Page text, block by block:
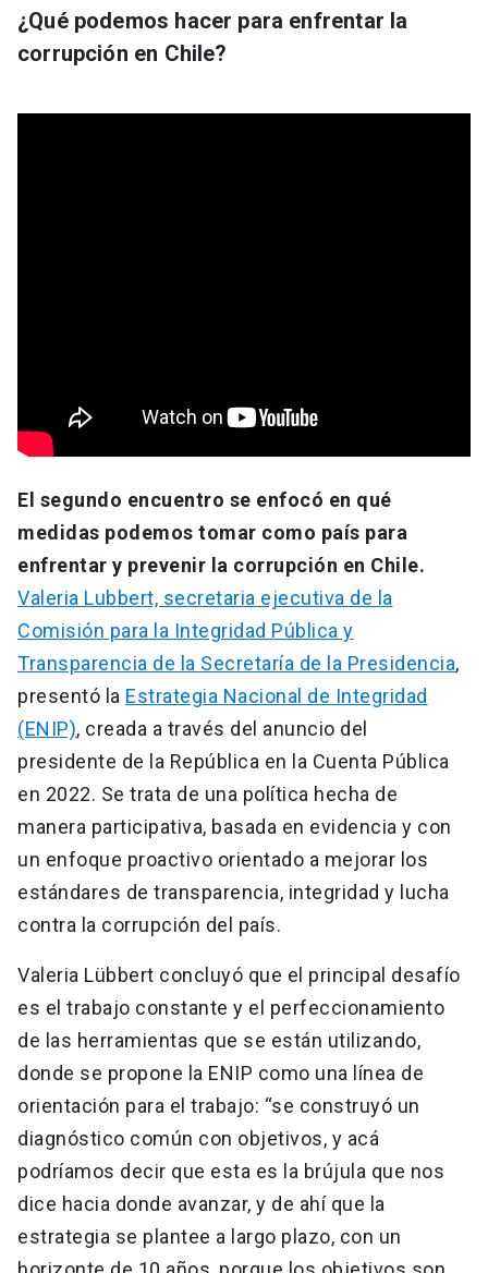
¿Qué podemos hacer para enfrentar la
corrupción en Chile?
El segundo encuentro se enfocó en qué
medidas podemos tomar como país para
enfrentar y prevenir la corrupción en Chile.
Valeria Lubbert, secretaria ejecutiva de la
Comisión para la Integridad Pública y
Transparencia de la Secretaría de la Presidencia,
presentó la Estrategia Nacional de Integridad
(ENIP), creada a través del anuncio del
presidente de la República en la Cuenta Pública
en 2022. Se trata de una política hecha de
manera participativa, basada en evidencia y con
un enfoque proactivo orientado a mejorar los
estándares de transparencia, integridad y lucha
contra la corrupción del país.
Valeria Lübbert concluyó que el principal desafío
es el trabajo constante y el perfeccionamiento
de las herramientas que se están utilizando,
donde se propone la ENIP como una línea de
orientación para el trabajo: “se construyó un
diagnóstico común con objetivos, y acá
podríamos decir que esta es la brújula que nos
dice hacia donde avanzar, y de ahí que la
estrategia se plantee a largo plazo, con un